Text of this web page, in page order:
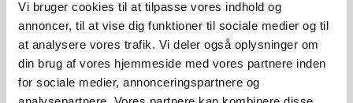
Vi bruger cookies til at tilpasse vores indhold og
annoncer, til at vise dig funktioner til sociale medier og til
at analysere vores trafik. Vi deler også oplysninger om
din brug af vores hjemmeside med vores partnere inden
for sociale medier, annonceringspartnere og
Har du spørgsmål til varen? Klik her